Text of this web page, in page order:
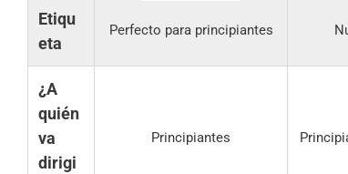
Etiqu
eta
Perfecto para principiantes
¿A
quién
va
dirigi
Principiantes